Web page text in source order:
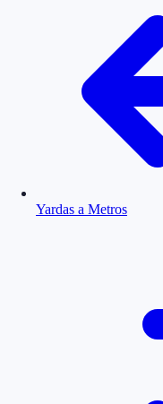
Yardas a Metros